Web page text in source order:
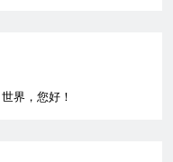
世界，您好！